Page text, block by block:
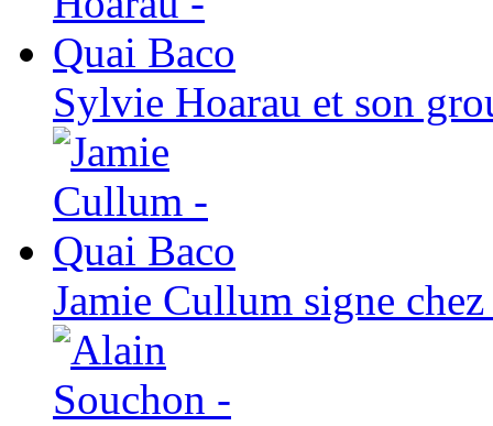
Sylvie Hoarau et son
Jamie Cullum signe